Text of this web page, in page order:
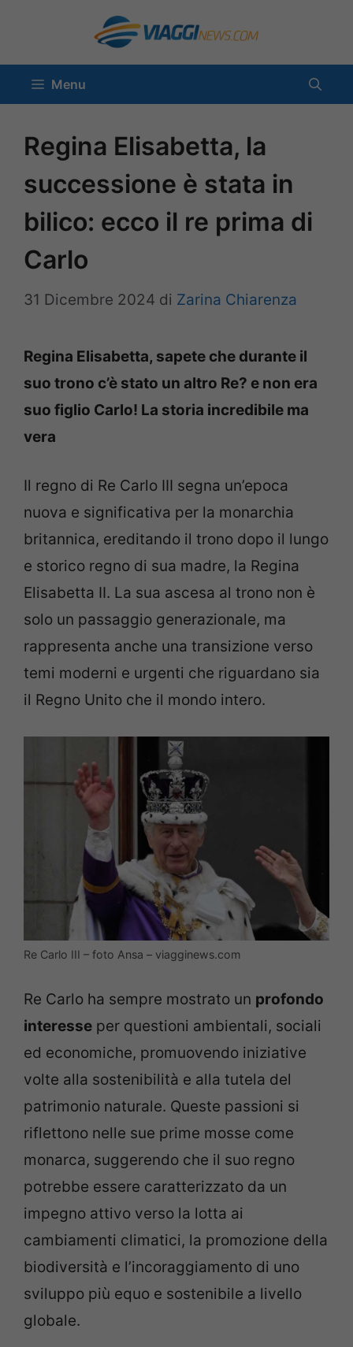
contenuto
Menu
Regina Elisabetta, la
successione è stata in
bilico: ecco il re prima di
Carlo
31 Dicembre 2024 di Zarina Chiarenza
Regina Elisabetta, sapete che durante il
suo trono c’è stato un altro Re? e non era
suo figlio Carlo! La storia incredibile ma
vera
Il regno di Re Carlo III segna un’epoca
nuova e significativa per la monarchia
britannica, ereditando il trono dopo il lungo
e storico regno di sua madre, la Regina
Elisabetta II. La sua ascesa al trono non è
solo un passaggio generazionale, ma
rappresenta anche una transizione verso
temi moderni e urgenti che riguardano sia
il Regno Unito che il mondo intero.
Re Carlo III – foto Ansa – viagginews.com
Re Carlo ha sempre mostrato un profondo
interesse per questioni ambientali, sociali
ed economiche, promuovendo iniziative
volte alla sostenibilità e alla tutela del
patrimonio naturale. Queste passioni si
riflettono nelle sue prime mosse come
monarca, suggerendo che il suo regno
potrebbe essere caratterizzato da un
impegno attivo verso la lotta ai
cambiamenti climatici, la promozione della
biodiversità e l’incoraggiamento di uno
sviluppo più equo e sostenibile a livello
globale.